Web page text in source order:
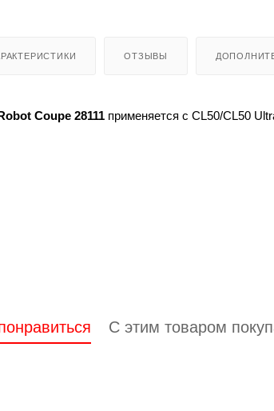
ОТЗЫВЫ
Coupe 28111 применяется с CL50/CL50
С этим товаром